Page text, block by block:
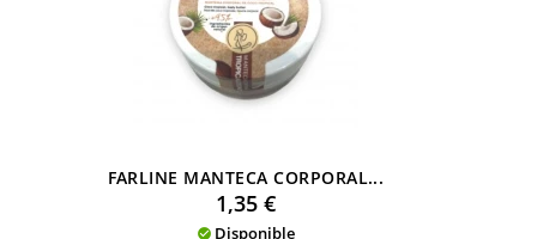
FARLINE MANTECA CORPORAL...
Precio
1,35 €
 Disponible